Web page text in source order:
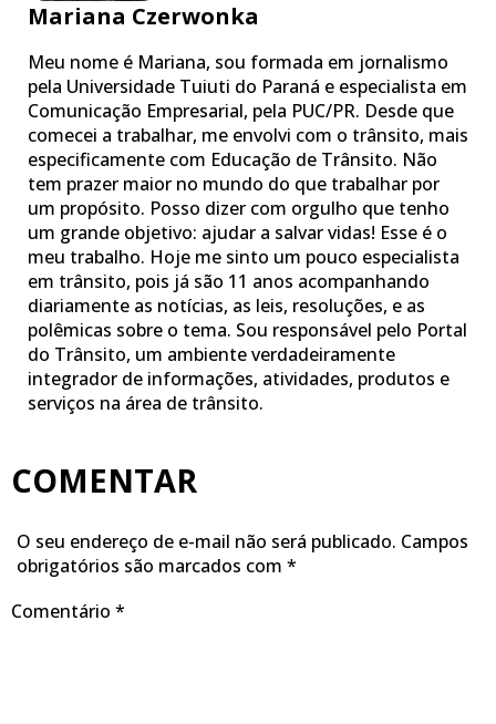
Mariana Czerwonka
Meu nome é Mariana, sou formada em jornalismo
pela Universidade Tuiuti do Paraná e especialista em
Comunicação Empresarial, pela PUC/PR. Desde que
comecei a trabalhar, me envolvi com o trânsito, mais
especificamente com Educação de Trânsito. Não
tem prazer maior no mundo do que trabalhar por
um propósito. Posso dizer com orgulho que tenho
um grande objetivo: ajudar a salvar vidas! Esse é o
meu trabalho. Hoje me sinto um pouco especialista
em trânsito, pois já são 11 anos acompanhando
diariamente as notícias, as leis, resoluções, e as
polêmicas sobre o tema. Sou responsável pelo Portal
do Trânsito, um ambiente verdadeiramente
integrador de informações, atividades, produtos e
serviços na área de trânsito.
COMENTAR
O seu endereço de e-mail não será publicado. Campos
obrigatórios são marcados com *
Comentário *